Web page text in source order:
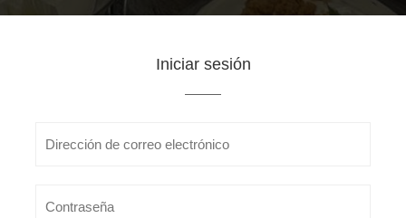
Iniciar sesión